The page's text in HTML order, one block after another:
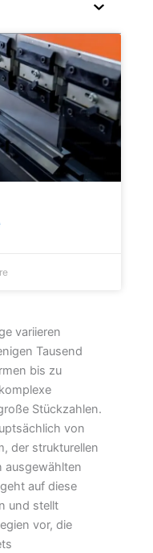
variieren
Tausend
bis zu
Stückzahlen.
von
der strukturellen
ausgewählten
auf diese
und stellt
vor, die